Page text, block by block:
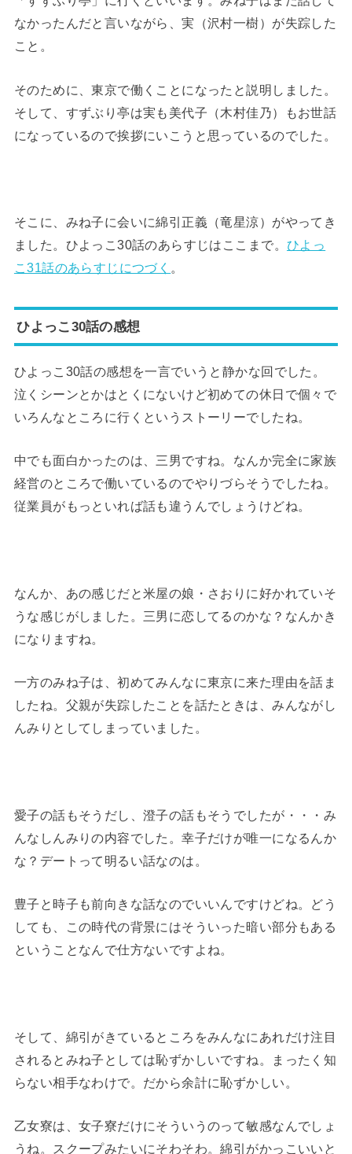
なかったんだと言いながら、実（沢村一樹）が失踪した
こと。
そのために、東京で働くことになったと説明しました。
そして、すずぶり亭は実も美代子（木村佳乃）もお世話
になっているので挨拶にいこうと思っているのでした。
そこに、みね子に会いに綿引正義（竜星涼）がやってき
ました。ひよっこ30話のあらすじはここまで。 ひよっ
こ31話のあらすじにつづく 。
ひよっこ30話の感想
ひよっこ30話の感想を一言でいうと静かな回でした。
泣くシーンとかはとくにないけど初めての休日で個々で
いろんなところに行くというストーリーでしたね。
中でも面白かったのは、三男ですね。なんか完全に家族
経営のところで働いているのでやりづらそうでしたね。
従業員がもっといれば話も違うんでしょうけどね。
なんか、あの感じだと米屋の娘・さおりに好かれていそ
うな感じがしました。三男に恋してるのかな？なんかき
になりますね。
一方のみね子は、初めてみんなに東京に来た理由を話ま
したね。父親が失踪したことを話たときは、みんながし
んみりとしてしまっていました。
愛子の話もそうだし、澄子の話もそうでしたが・・・み
んなしんみりの内容でした。幸子だけが唯一になるんか
な？デートって明るい話なのは。
豊子と時子も前向きな話なのでいいんですけどね。どう
しても、この時代の背景にはそういった暗い部分もある
ということなんで仕方ないですよね。
そして、綿引がきているところをみんなにあれだけ注目
されるとみね子としては恥ずかしいですね。まったく知
らない相手なわけで。だから余計に恥ずかしい。
乙女寮は、女子寮だけにそういうのって敏感なんでしょ
うね。スクープみたいにそわそわ。綿引がかっこいいと